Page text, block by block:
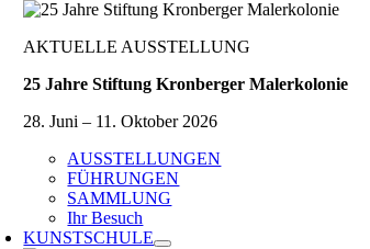
AKTUELLE AUSSTELLUNG
25 Jahre Stiftung Kronberger Malerkolonie
28. Juni – 11. Oktober 2026
AUSSTELLUNGEN
FÜHRUNGEN
SAMMLUNG
Ihr Besuch
KUNSTSCHULE